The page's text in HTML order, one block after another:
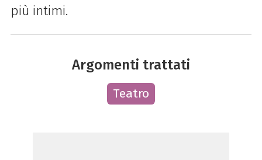
più intimi.
Argomenti trattati
Teatro